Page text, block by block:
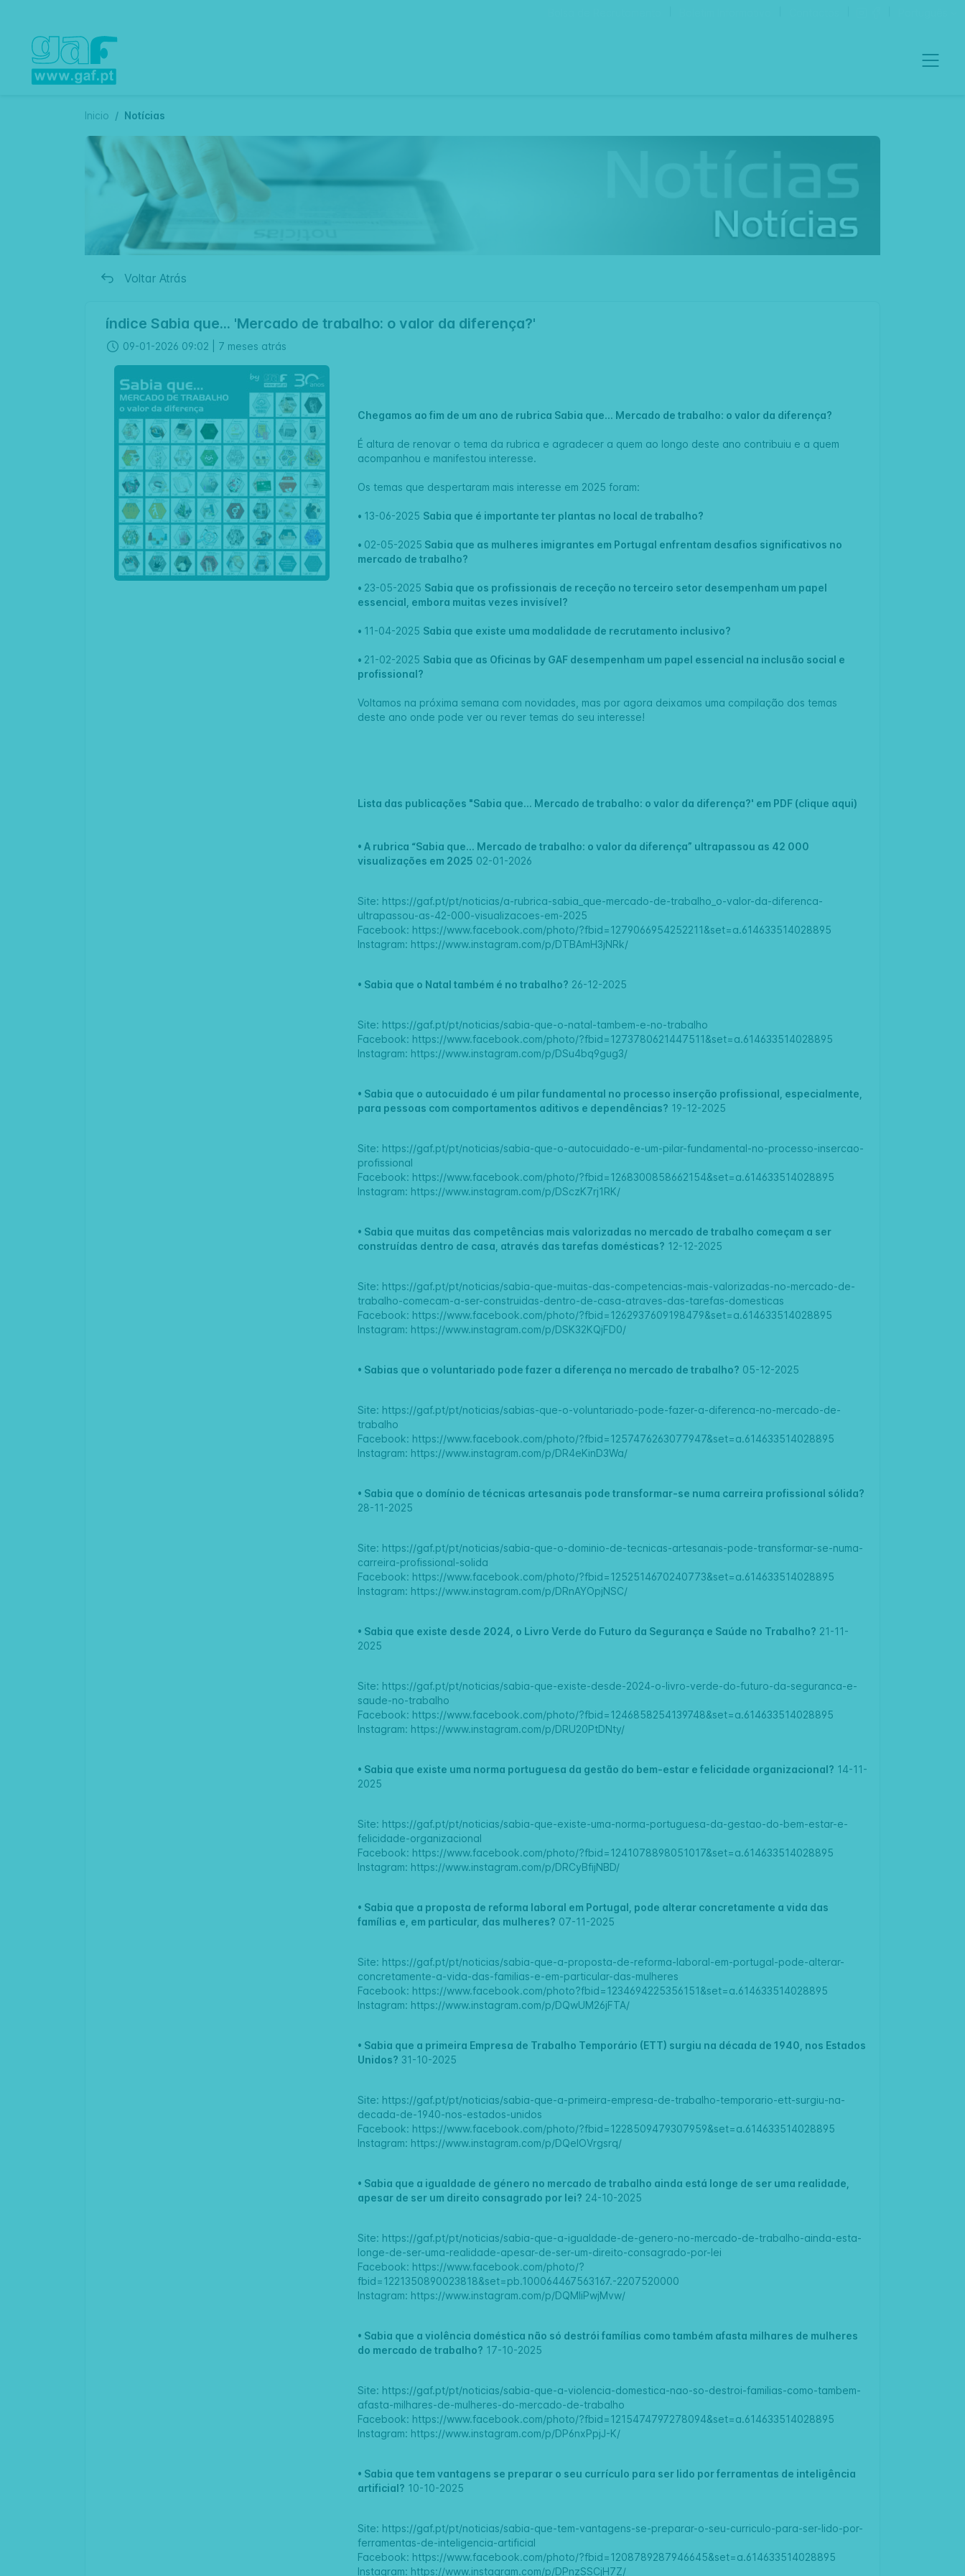
Inicio Notícias
Voltar Atrás
índice Sabia que... 'Mercado de trabalho: o valor da diferença?'
09-01-2026 09:02 | 7 meses atrás
Chegamos ao fim de um ano de rubrica Sabia que... Mercado de trabalho: o valor da diferença?
É altura de renovar o tema da rubrica e agradecer a quem ao longo deste ano contribuiu e a quem
acompanhou e manifestou interesse.
Os temas que despertaram mais interesse em 2025 foram:
• 13-06-2025 Sabia que é importante ter plantas no local de trabalho?
• 02-05-2025 Sabia que as mulheres imigrantes em Portugal enfrentam desafios significativos no
mercado de trabalho?
• 23-05-2025 Sabia que os profissionais de receção no terceiro setor desempenham um papel
essencial, embora muitas vezes invisível?
• 11-04-2025 Sabia que existe uma modalidade de recrutamento inclusivo?
• 21-02-2025 Sabia que as Oficinas by GAF desempenham um papel essencial na inclusão social e
profissional?
Voltamos na próxima semana com novidades, mas por agora deixamos uma compilação dos temas
deste ano onde pode ver ou rever temas do seu interesse!
Lista das publicações "Sabia que... Mercado de trabalho: o valor da diferença?' em PDF (clique aqui)
• A rubrica “Sabia que… Mercado de trabalho: o valor da diferença” ultrapassou as 42 000
visualizações em 2025 02-01-2026
Site: https://gaf.pt/pt/noticias/a-rubrica-sabia_que-mercado-de-trabalho_o-valor-da-diferenca-
ultrapassou-as-42-000-visualizacoes-em-2025
Facebook: https://www.facebook.com/photo/?fbid=1279066954252211&set=a.614633514028895
Instagram: https://www.instagram.com/p/DTBAmH3jNRk/
• Sabia que o Natal também é no trabalho? 26-12-2025
Site: https://gaf.pt/pt/noticias/sabia-que-o-natal-tambem-e-no-trabalho
Facebook: https://www.facebook.com/photo/?fbid=1273780621447511&set=a.614633514028895
Instagram: https://www.instagram.com/p/DSu4bq9gug3/
• Sabia que o autocuidado é um pilar fundamental no processo inserção profissional, especialmente,
para pessoas com comportamentos aditivos e dependências? 19-12-2025
Site: https://gaf.pt/pt/noticias/sabia-que-o-autocuidado-e-um-pilar-fundamental-no-processo-insercao-
profissional
Facebook: https://www.facebook.com/photo/?fbid=1268300858662154&set=a.614633514028895
Instagram: https://www.instagram.com/p/DSczK7rj1RK/
• Sabia que muitas das competências mais valorizadas no mercado de trabalho começam a ser
construídas dentro de casa, através das tarefas domésticas? 12-12-2025
Site: https://gaf.pt/pt/noticias/sabia-que-muitas-das-competencias-mais-valorizadas-no-mercado-de-
trabalho-comecam-a-ser-construidas-dentro-de-casa-atraves-das-tarefas-domesticas
Facebook: https://www.facebook.com/photo/?fbid=1262937609198479&set=a.614633514028895
Instagram: https://www.instagram.com/p/DSK32KQjFD0/
• Sabias que o voluntariado pode fazer a diferença no mercado de trabalho? 05-12-2025
Site: https://gaf.pt/pt/noticias/sabias-que-o-voluntariado-pode-fazer-a-diferenca-no-mercado-de-
trabalho
Facebook: https://www.facebook.com/photo/?fbid=1257476263077947&set=a.614633514028895
Instagram: https://www.instagram.com/p/DR4eKinD3Wa/
• Sabia que o domínio de técnicas artesanais pode transformar-se numa carreira profissional sólida?
28-11-2025
Site: https://gaf.pt/pt/noticias/sabia-que-o-dominio-de-tecnicas-artesanais-pode-transformar-se-numa-
carreira-profissional-solida
Facebook: https://www.facebook.com/photo/?fbid=1252514670240773&set=a.614633514028895
Instagram: https://www.instagram.com/p/DRnAYOpjNSC/
• Sabia que existe desde 2024, o Livro Verde do Futuro da Segurança e Saúde no Trabalho? 21-11-
2025
Site: https://gaf.pt/pt/noticias/sabia-que-existe-desde-2024-o-livro-verde-do-futuro-da-seguranca-e-
saude-no-trabalho
Facebook: https://www.facebook.com/photo/?fbid=1246858254139748&set=a.614633514028895
Instagram: https://www.instagram.com/p/DRU20PtDNty/
• Sabia que existe uma norma portuguesa da gestão do bem-estar e felicidade organizacional? 14-11-
2025
Site: https://gaf.pt/pt/noticias/sabia-que-existe-uma-norma-portuguesa-da-gestao-do-bem-estar-e-
felicidade-organizacional
Facebook: https://www.facebook.com/photo/?fbid=1241078898051017&set=a.614633514028895
Instagram: https://www.instagram.com/p/DRCyBfijNBD/
• Sabia que a proposta de reforma laboral em Portugal, pode alterar concretamente a vida das
famílias e, em particular, das mulheres? 07-11-2025
Site: https://gaf.pt/pt/noticias/sabia-que-a-proposta-de-reforma-laboral-em-portugal-pode-alterar-
concretamente-a-vida-das-familias-e-em-particular-das-mulheres
Facebook: https://www.facebook.com/photo?fbid=1234694225356151&set=a.614633514028895
Instagram: https://www.instagram.com/p/DQwUM26jFTA/
• Sabia que a primeira Empresa de Trabalho Temporário (ETT) surgiu na década de 1940, nos Estados
Unidos? 31-10-2025
Site: https://gaf.pt/pt/noticias/sabia-que-a-primeira-empresa-de-trabalho-temporario-ett-surgiu-na-
decada-de-1940-nos-estados-unidos
Facebook: https://www.facebook.com/photo/?fbid=1228509479307959&set=a.614633514028895
Instagram: https://www.instagram.com/p/DQeIOVrgsrq/
• Sabia que a igualdade de género no mercado de trabalho ainda está longe de ser uma realidade,
apesar de ser um direito consagrado por lei? 24-10-2025
Site: https://gaf.pt/pt/noticias/sabia-que-a-igualdade-de-genero-no-mercado-de-trabalho-ainda-esta-
longe-de-ser-uma-realidade-apesar-de-ser-um-direito-consagrado-por-lei
Facebook: https://www.facebook.com/photo/?
fbid=1221350890023818&set=pb.100064467563167.-2207520000
Instagram: https://www.instagram.com/p/DQMIiPwjMvw/
• Sabia que a violência doméstica não só destrói famílias como também afasta milhares de mulheres
do mercado de trabalho? 17-10-2025
Site: https://gaf.pt/pt/noticias/sabia-que-a-violencia-domestica-nao-so-destroi-familias-como-tambem-
afasta-milhares-de-mulheres-do-mercado-de-trabalho
Facebook: https://www.facebook.com/photo/?fbid=1215474797278094&set=a.614633514028895
Instagram: https://www.instagram.com/p/DP6nxPpjJ-K/
• Sabia que tem vantagens se preparar o seu currículo para ser lido por ferramentas de inteligência
artificial? 10-10-2025
Site: https://gaf.pt/pt/noticias/sabia-que-tem-vantagens-se-preparar-o-seu-curriculo-para-ser-lido-por-
ferramentas-de-inteligencia-artificial
Facebook: https://www.facebook.com/photo/?fbid=1208789287946645&set=a.614633514028895
Instagram: https://www.instagram.com/p/DPnzSSCjH7Z/